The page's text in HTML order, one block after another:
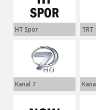
HT Spor TRT
Kanal 7